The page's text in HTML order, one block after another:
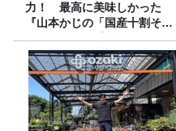
力！ 最高に美味しかった
『山本かじの「国産十割そ
ば」』とは？【十割そば10種
食べ比べ】